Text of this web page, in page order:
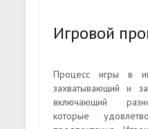
Игровой
Процесс игры в
захватывающий и
включающий
которые